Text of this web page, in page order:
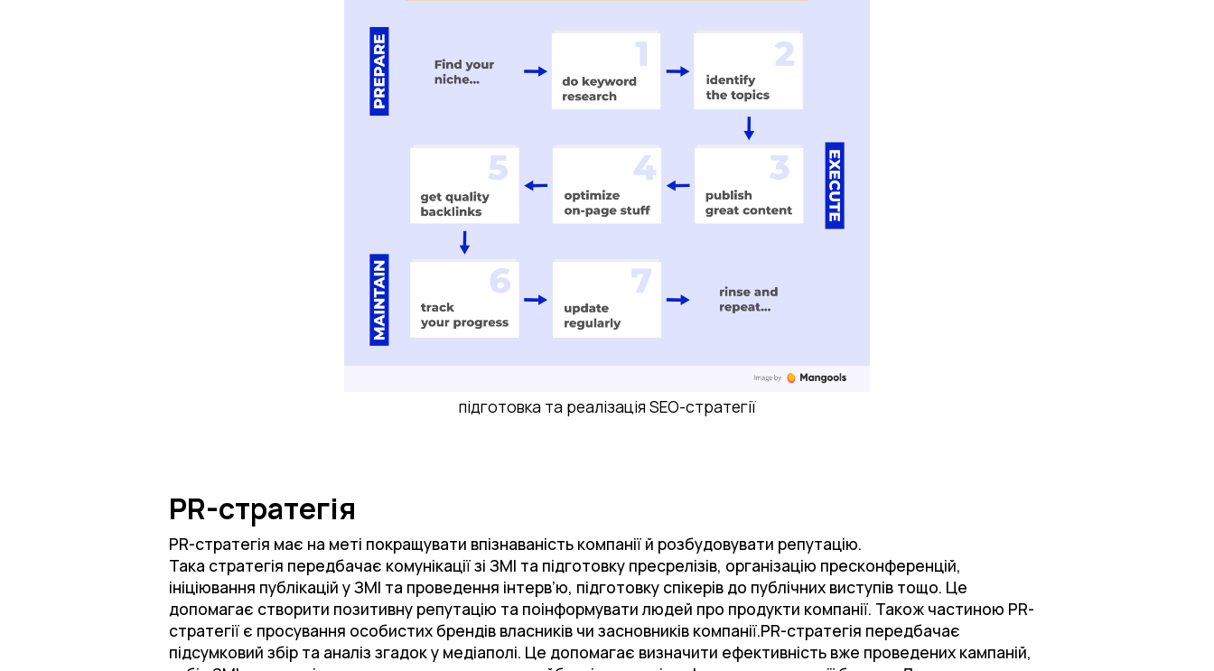
підготовка та реалізація SEO-стратегії
PR-стратегія
PR-стратегія має на меті покращувати впізнаваність компанії й розбудовувати репутацію.
Така стратегія передбачає комунікації зі ЗМІ та підготовку пресрелізів, організацію пресконференцій,
ініціювання публікацій у ЗМІ та проведення інтерв’ю, підготовку спікерів до публічних виступів тощо. Це
допомагає створити позитивну репутацію та поінформувати людей про продукти компанії. Також частиною PR-
стратегії є просування особистих брендів власників чи засновників компанії.PR-стратегія передбачає
підсумковий збір та аналіз згадок у медіаполі. Це допомагає визначити ефективність вже проведених кампаній,